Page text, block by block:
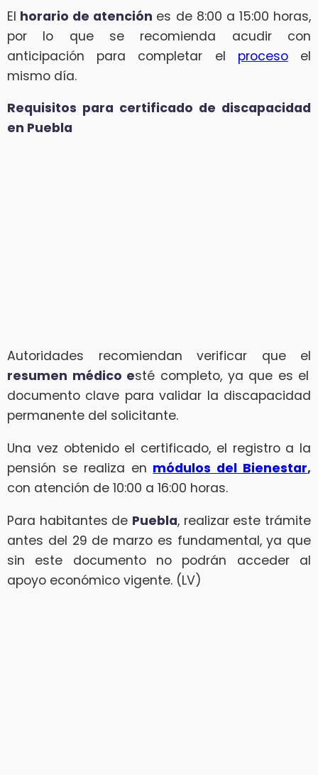
El horario de atención es de 8:00 a 15:00 horas,
por lo que se recomienda acudir con
anticipación para completar el procesoel
mismo día.
Requisitos para certificado de discapacidad
en Puebla
Autoridades recomiendan verificar que el
resumen médico esté completo, ya que es el
documento clave para validar la discapacidad
permanente del solicitante.
Una vez obtenido el certificado, el registro a la
pensión se realiza en módulos del Bienestar,
con atención de 10:00 a 16:00 horas.
Para habitantes de Puebla, realizar este trámite
antes del 29 de marzo es fundamental, ya que
sin este documento no podrán acceder al
apoyo económico vigente. (LV)